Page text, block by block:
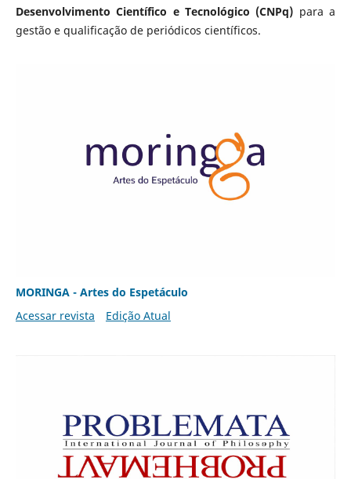
Desenvolvimento Científico e Tecnológico (CNPq) para a
gestão e qualificação de periódicos científicos.
MORINGA - Artes do Espetáculo
Acessar revista
Edição Atual